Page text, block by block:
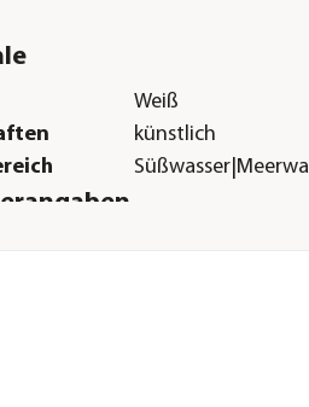
Weiß
künstlich